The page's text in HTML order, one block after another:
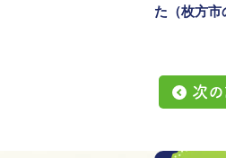
た（枚方市
次